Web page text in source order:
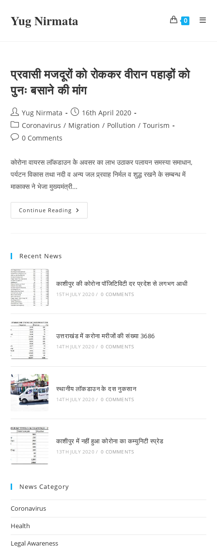
Yug Nirmata 0
प्रवासी मजदूरों को रोककर वीरान पहाड़ों को
पुनः बसाने की मांग
Post
author:
Yug Nirmata
Post
published:
16th April 2020
Post
category:
Coronavirus / Migration / Pollution / Tourism
Post0 Comments
कोरोना वायरस लाॅकडाउन केे अवसर का लाभ उठाकर पलायन समस्या समाधान,
पर्यटन विकास तथा नदी व अन्य जल प्र्रवाह निर्मल व शुद्ध रखनेे के सम्बन्ध में
माकाक्स ने भेजा मुख्यमंत्री…
Continue Reading प्रवासी
मजदूरों
Recent News
काशीपुर की कोरोना पाॅजिटिविटी दर प्रदेश से लगभग आधी
15TH JULY 2020 / 0 COMMENTS
उत्तराखंड में करोना मरीजों की संख्या 3686
14TH JULY 2020 / 0 COMMENTS
स्थानीय लाॅकडाउन के दस नुकसान
14TH JULY 2020 / 0 COMMENTS
काशीपुर में नहीं हुआ कोरोना का कम्युनिटी स्प्रेड
13TH JULY 2020 / 0 COMMENTS
News Category
Coronavirus
Health
Legal Awareness